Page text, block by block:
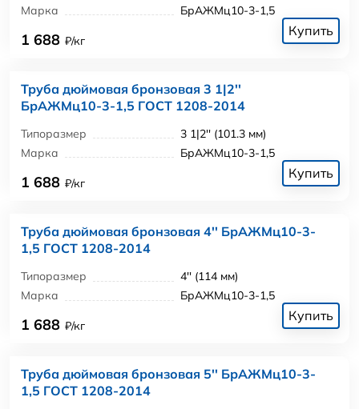
Марка
БрАЖМц10-3-1,5
1 688 ₽/кг
Купить
Труба дюймовая бронзовая 3 1|2''
БрАЖМц10-3-1,5 ГОСТ 1208-2014
Типоразмер
3 1|2'' (101.3 мм)
Марка
БрАЖМц10-3-1,5
1 688 ₽/кг
Купить
Труба дюймовая бронзовая 4'' БрАЖМц10-3-
1,5 ГОСТ 1208-2014
Типоразмер
4'' (114 мм)
Марка
БрАЖМц10-3-1,5
1 688 ₽/кг
Купить
Труба дюймовая бронзовая 5'' БрАЖМц10-3-
1,5 ГОСТ 1208-2014